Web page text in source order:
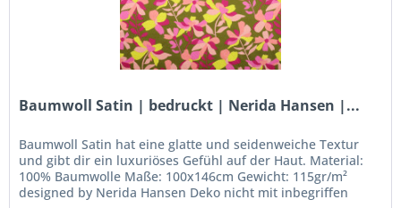
Baumwoll Satin | bedruckt | Nerida Hansen |...
Baumwoll Satin hat eine glatte und seidenweiche Textur
und gibt dir ein luxuriöses Gefühl auf der Haut. Material:
100% Baumwolle Maße: 100x146cm Gewicht: 115gr/m²
designed by Nerida Hansen Deko nicht mit inbegriffen